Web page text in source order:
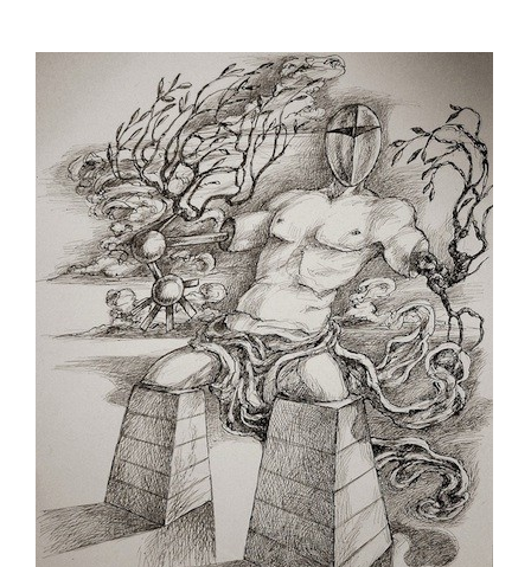
initial
était :
150,00 €.
actuel
est :
80,00 €.
AJOUTER AU PANIER
/
DÉTAILS